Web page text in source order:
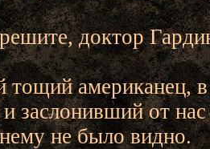
доктор
американец,
заслонивший от
не было видно.